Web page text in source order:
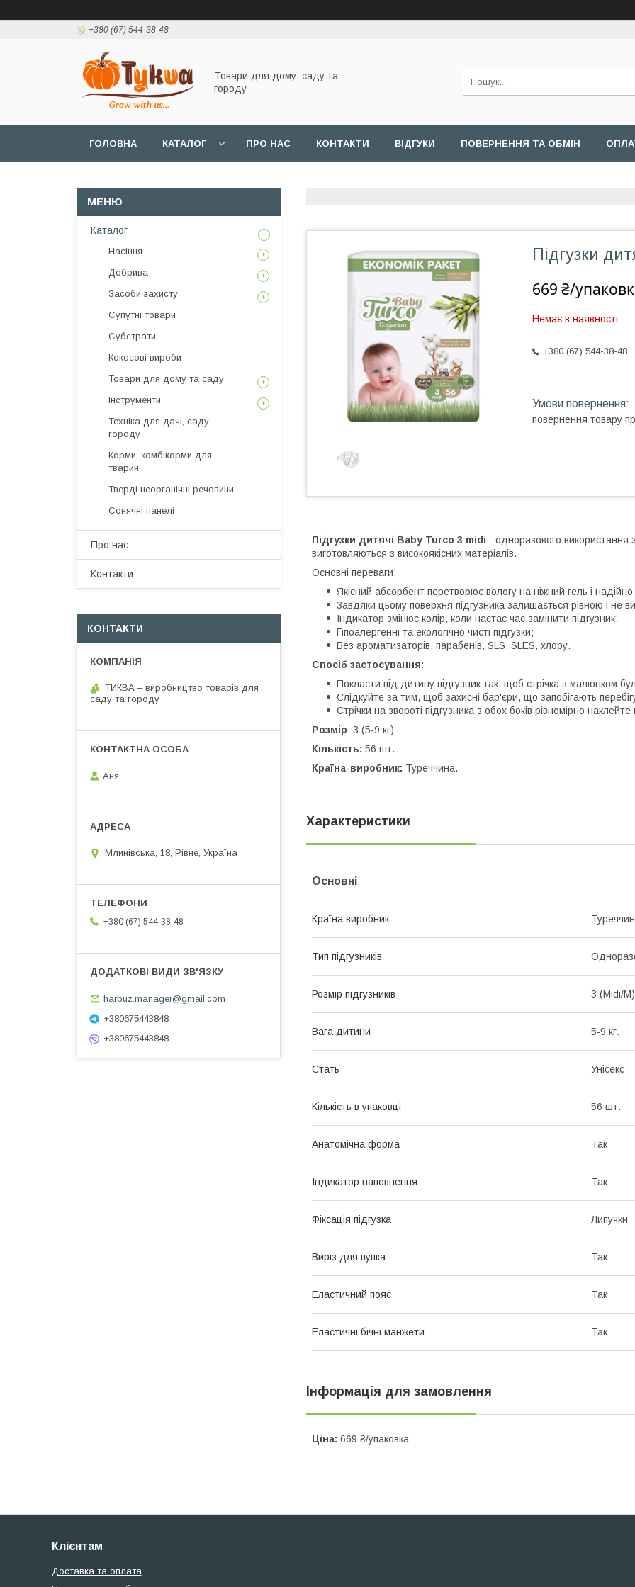
+380 (67) 544-38-48
Товари для дому, саду та
городу
ГОЛОВНА КАТАЛОГ ПРО НАС КОНТАКТИ ВІДГУКИ ПОВЕРНЕННЯ ТА ОБМІН
Підгузки
669 ₴/
Немає в наявності
+380 (67) 544-38-48
повернення товару
Підгузки дитячі Baby Turco 3 midi - одноразового
виготовляються з високоякісних матеріалів.
Основні переваги:
Якісний абсорбент перетворює вологу на ніжний гель і
Завдяки цьому поверхня підгузника залишається рівною і не
Індикатор змінює колір, коли настає час замінити підгузник.
Гіпоалергенні та екологічно чисті підгузки;
Без ароматизаторів, парабенів, SLS, SLES, хлору.
Спосіб застосування:
Покласти під дитину підгузник так, щоб стрічка з малюнком
Слідкуйте за тим, щоб захисні бар'єри, що запобігають
Стрічки на звороті підгузника з обох боків рівномірно
Розмір: 3 (5-9 кг)
Кількість: 56 шт.
Країна-виробник: Туреччина.
Характеристики
Основні
Країна виробник
Тип підгузників
Розмір підгузників 3 (Midi/M)
Вага дитини 5-9 кг.
Стать Унісекс
Кількість в упаковці 56 шт.
Анатомічна форма Так
Індикатор наповнення Так
Фіксація підгузка Липучки
Виріз для пупка Так
Еластичний пояс Так
Еластичні бічні манжети Так
Інформація для замовлення
Ціна: 669 ₴/упаковка
Каталог
Насіння
Добрива
Засоби захисту
Супутні товари
Субстрати
Кокосові вироби
Товари для дому та саду
Інструменти
Техніка для дачі, саду,
городу
Корми, комбікорми для
тварин
Тверді неорганічні речовини
Сонячні панелі
Про нас
Контакти
КОНТАКТИ
ТИКВА – виробництво товарів для
саду та городу
Аня
Млинівська, 18, Рівне, Україна
+380 (67) 544-38-48
harbuz.manager@gmail.com
+380675443848
+380675443848
Клієнтам
Доставка та оплата